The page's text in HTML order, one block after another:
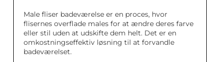
Male fliser badeværelse er en proces, hvor
flisernes overflade males for at ændre deres farve
eller stil uden at udskifte dem helt. Det er en
omkostningseffektiv løsning til at forvandle
badeværelset.